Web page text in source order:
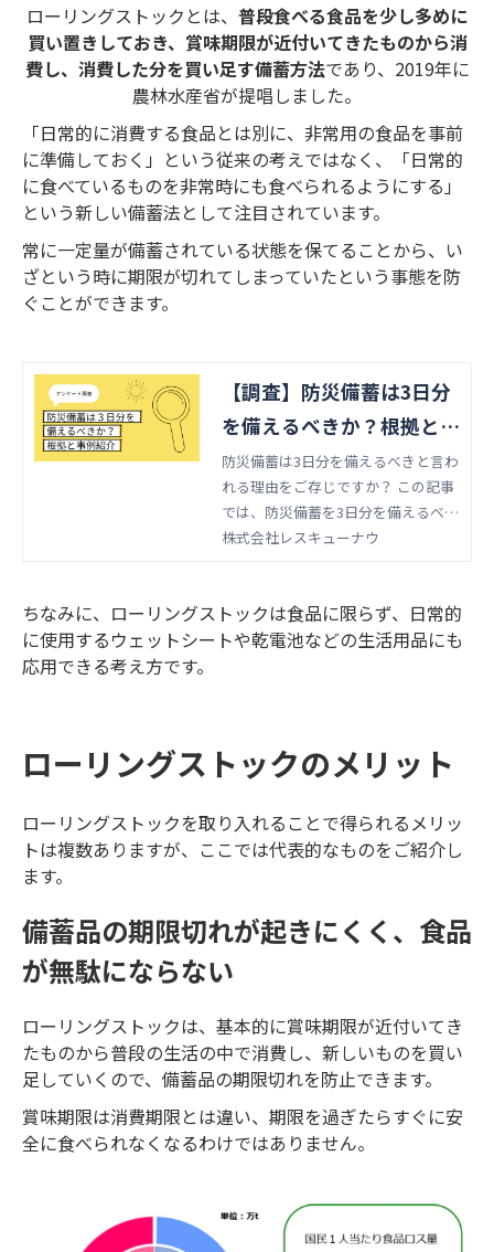
ローリングストックとは、 普段食べる食品を少し多めに
買い置きしておき、賞味期限が近付いてきたものから消
費し、消費した分を買い足す備蓄方法であり、2019年に
農林水産省が提唱しました。
「日常的に消費する食品とは別に、非常用の食品を事前
に準備しておく」という従来の考えではなく、「日常的
に食べているものを非常時にも食べられるようにする」
という新しい備蓄法として注目されています。
常に一定量が備蓄されている状態を保てることから、い
ざという時に期限が切れてしまっていたという事態を防
ぐことができます。
【調査】防災備蓄は3日分
を備えるべきか？根拠と事
例紹介
防災備蓄は3日分を備えるべきと言わ
れる理由をご存じですか？ この記事
では、防災備蓄を3日分を備えるべき
理由と、企業における備蓄状況の実
株式会社レスキューナウ
ちなみに、ローリングストックは食品に限らず、日常的
に使用するウェットシートや乾電池などの生活用品にも
応用できる考え方です。
ローリングストックのメリット
ローリングストックを取り入れることで得られるメリッ
トは複数ありますが、ここでは代表的なものをご紹介し
ます。
備蓄品の期限切れが起きにくく、食品
が無駄にならない
ローリングストックは、基本的に賞味期限が近付いてき
たものから普段の生活の中で消費し、新しいものを買い
足していくので、備蓄品の期限切れを防止できます。
賞味期限は消費期限とは違い、期限を過ぎたらすぐに安
全に食べられなくなるわけではありません。